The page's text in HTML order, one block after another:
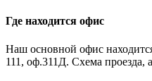
Где находится офис
Наш основной офис
111, оф.311Д. Схема проезда,